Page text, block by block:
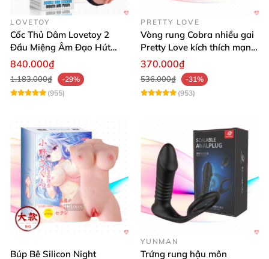
LOVETOY
Cốc Thủ Dâm Lovetoy 2
Đầu Miệng Âm Đạo Hút
Thăng Hoa
840.000₫
1.183.000₫
-29%
(955)
PRETTY LOVE
Vòng rung Cobra nhiều gai
Pretty Love kích thích mạnh
tăng khoái cảm
370.000₫
536.000₫
-31%
(953)
Búp Bê Silicon Night
YUNMAN
Trứng rung hậu môn